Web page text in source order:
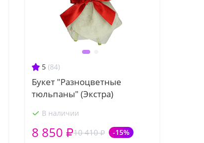
5 (84)
Букет "Разноцветные
тюльпаны" (Экстра)
В наличии
10 410 ₽ -15%
8 850 ₽